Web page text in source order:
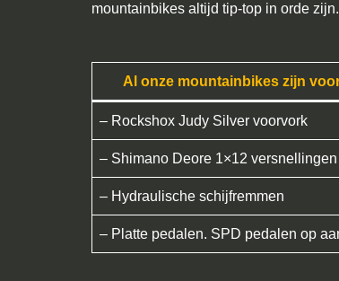
mountainbikes altijd tip-top in orde zijn.
Al onze mountainbikes zijn
– Rockshox Judy Silver voorvork
– Shimano Deore 1×12 versnellingen
– Hydraulische schijfremmen
– Platte pedalen. SPD pedalen op